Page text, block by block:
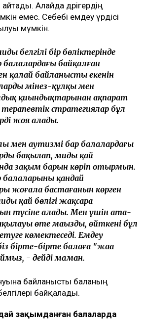
Алайда дәрігердің
емес. Себебі емдеу үрдісі
мүмкін.
белгілі бір бөліктерінде
балалардағы байқалған
қалай байланысты екенін
мінез-құлқы мен
қиындықтарынан ақпарат
терапевтік стратегиялар бұл
жоя алады.
мен аутизмі бар балалардағы
бақылап, мидың қай
зақым барын көріп отырмын.
қандай
жоғала бастағанын көрген
қай бөлігі жақсара
түсіне алады. Мен үшін ата-
өте маңызды, өйткені бұл
көмектеседі. Емдеу
бірте-бірте балаға "жаңа
- дейді маман.
байланысты баланың
байқалады.
зақымданған балаларда